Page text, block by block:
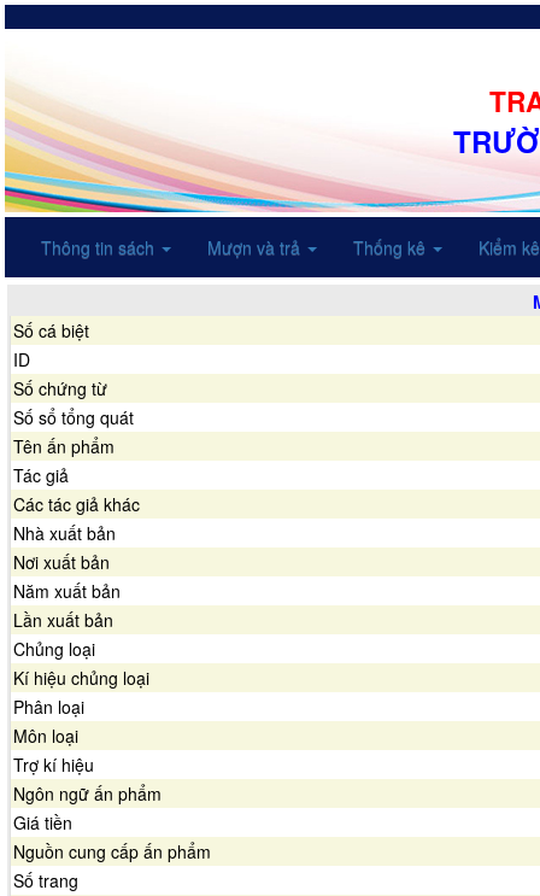
Thông tin sách Mượn và trả Thống kê Kiểm
Số cá biệt
ID
Số chứng từ
Số sổ tổng quát
Tên ấn phẩm
Tác giả
Các tác giả khác
Nhà xuất bản
Nơi xuất bản
Năm xuất bản
Lần xuất bản
Chủng loại
Kí hiệu chủng loại
Phân loại
Môn loại
Trợ kí hiệu
Ngôn ngữ ấn phẩm
Giá tiền
Nguồn cung cấp ấn phẩm
Số trang